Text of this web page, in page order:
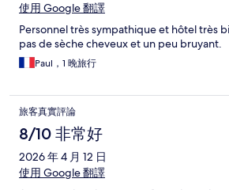
使用 Google 翻譯
Personnel très sympathique et hôtel très
pas de sèche cheveux et un peu bruyant.
Paul，1 晚旅行
旅客真實評論
8/10 非常好
2026 年 4 月 12 日
使用 Google 翻譯